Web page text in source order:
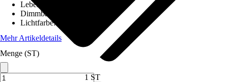
Lebensdauer
Dimmbar
Lichtfarbe:
Mehr Artikeldetails
Menge (ST)
1 ST